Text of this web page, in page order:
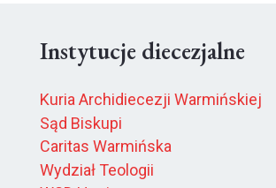
Instytucje diecezjalne
Kuria Archidiecezji Warmińskiej
Sąd Biskupi
Caritas Warmińska
Wydział Teologii